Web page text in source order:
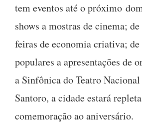
tem eventos até o próximo
shows a mostras de cinema;
feiras de economia criativa; de
populares a apresentações de
a Sinfônica do Teatro
Santoro, a cidade estará
comemoração ao aniversário.